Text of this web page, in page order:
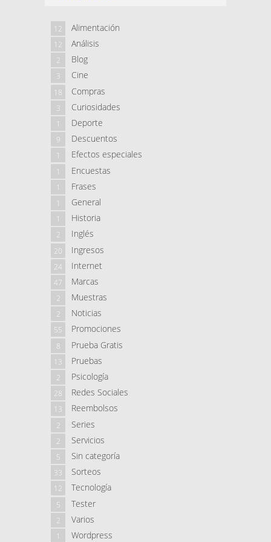
Alimentación
12
Análisis
12
Blog
2
Cine
3
Compras
18
Curiosidades
3
Deporte
1
Descuentos
9
Efectos especiales
1
Encuestas
1
Frases
1
General
1
Historia
1
Inglés
2
Ingresos
20
Internet
24
Marcas
47
Muestras
2
Noticias
2
Promociones
55
Prueba Gratis
8
Pruebas
13
Psicología
2
Redes Sociales
28
Reembolsos
13
Series
2
Servicios
2
Sin categoría
5
Sorteos
33
Tecnología
12
Tester
5
Varios
2
Wordpress
1